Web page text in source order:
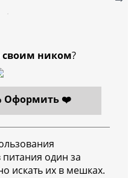
своим ником?
Оформить ❤️
один за
искать их в мешках.